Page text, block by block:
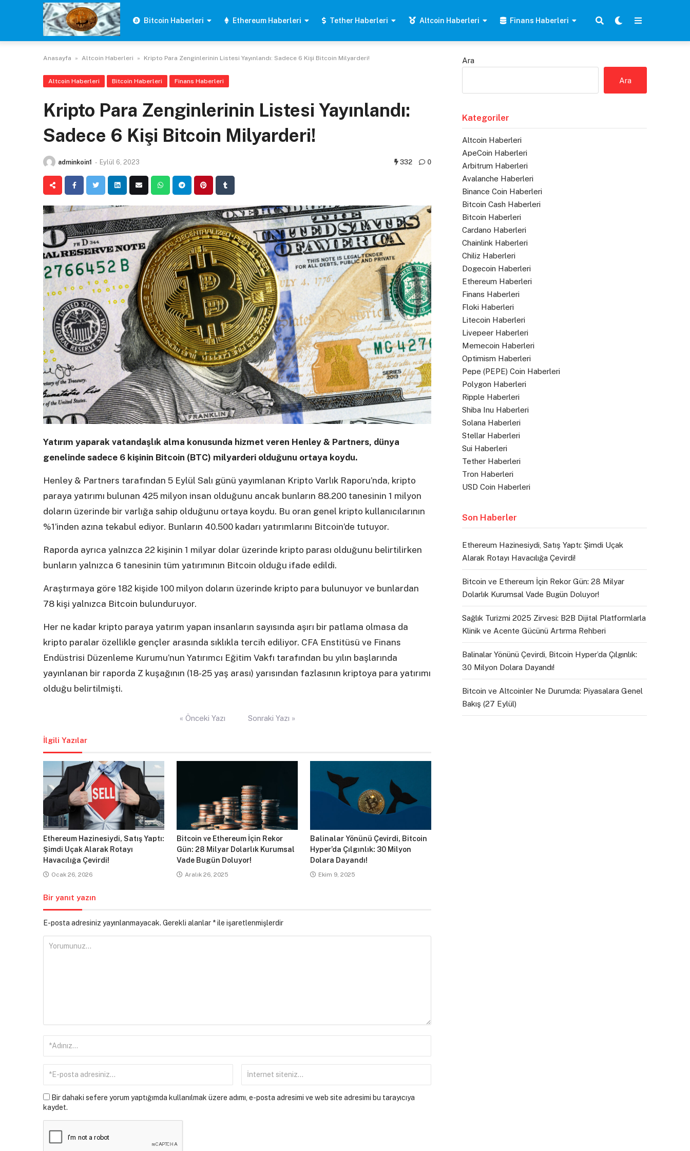
Bitcoin Haberleri Ethereum Haberleri Tether Haberleri Altcoin Haberleri Finans Haberleri
Anasayfa » Altcoin Haberleri » Kripto Para Zenginlerinin Listesi Yayınlandı: Sadece 6 Kişi Bitcoin Milyarderi!
Altcoin Haberleri Bitcoin Haberleri Finans Haberleri
Kripto Para Zenginlerinin Listesi Yayınlandı:
Sadece 6 Kişi Bitcoin Milyarderi!
adminkoin1 - Eylül 6, 2023 332 0
Yatırım yaparak vatandaşlık alma konusunda hizmet veren Henley & Partners, dünya
genelinde sadece 6 kişinin Bitcoin (BTC) milyarderi olduğunu ortaya koydu.
Henley & Partners tarafından 5 Eylül Salı günü yayımlanan Kripto Varlık Raporu’nda, kripto
paraya yatırımı bulunan 425 milyon insan olduğunu ancak bunların 88.200 tanesinin 1 milyon
doların üzerinde bir varlığa sahip olduğunu ortaya koydu. Bu oran genel kripto kullanıcılarının
%1’inden azına tekabul ediyor. Bunların 40.500 kadarı yatırımlarını Bitcoin’de tutuyor.
Raporda ayrıca yalnızca 22 kişinin 1 milyar dolar üzerinde kripto parası olduğunu belirtilirken
bunların yalnızca 6 tanesinin tüm yatırımının Bitcoin olduğu ifade edildi.
Araştırmaya göre 182 kişide 100 milyon doların üzerinde kripto para bulunuyor ve bunlardan
78 kişi yalnızca Bitcoin bulunduruyor.
Her ne kadar kripto paraya yatırım yapan insanların sayısında aşırı bir patlama olmasa da
kripto paralar özellikle gençler arasında sıklıkla tercih ediliyor. CFA Enstitüsü ve Finans
Endüstrisi Düzenleme Kurumu’nun Yatırımcı Eğitim Vakfı tarafından bu yılın başlarında
yayınlanan bir raporda Z kuşağının (18-25 yaş arası) yarısından fazlasının kriptoya para yatırımı
olduğu belirtilmişti.
« Önceki Yazı Sonraki Yazı »
İlgili Yazılar
Ethereum Hazinesiydi, Satış Yaptı:
Şimdi Uçak Alarak Rotayı
Havacılığa Çevirdi!
Ocak 26, 2026
Bitcoin ve Ethereum İçin Rekor
Gün: 28 Milyar Dolarlık Kurumsal
Vade Bugün Doluyor!
Aralık 26, 2025
Balinalar Yönünü Çevirdi, Bitcoin
Hyper’da Çılgınlık: 30 Milyon
Dolara Dayandı!
Ekim 9, 2025
Bir yanıt yazın
E-posta adresiniz yayınlanmayacak. Gerekli alanlar *ile işaretlenmişlerdir
Bir dahaki sefere yorum yaptığımda kullanılmak üzere adımı, e-posta adresimi ve web site adresimi bu tarayıcıya
kaydet.
Ara
Ara
Kategoriler
Altcoin Haberleri
ApeCoin Haberleri
Arbitrum Haberleri
Avalanche Haberleri
Binance Coin Haberleri
Bitcoin Cash Haberleri
Bitcoin Haberleri
Cardano Haberleri
Chainlink Haberleri
Chiliz Haberleri
Dogecoin Haberleri
Ethereum Haberleri
Finans Haberleri
Floki Haberleri
Litecoin Haberleri
Livepeer Haberleri
Memecoin Haberleri
Optimism Haberleri
Pepe (PEPE) Coin Haberleri
Polygon Haberleri
Ripple Haberleri
Shiba Inu Haberleri
Solana Haberleri
Stellar Haberleri
Sui Haberleri
Tether Haberleri
Tron Haberleri
USD Coin Haberleri
Son Haberler
Ethereum Hazinesiydi, Satış Yaptı: Şimdi Uçak
Alarak Rotayı Havacılığa Çevirdi!
Bitcoin ve Ethereum İçin Rekor Gün: 28 Milyar
Dolarlık Kurumsal Vade Bugün Doluyor!
Sağlık Turizmi 2025 Zirvesi: B2B Dijital Platformlarla
Klinik ve Acente Gücünü Artırma Rehberi
Balinalar Yönünü Çevirdi, Bitcoin Hyper’da Çılgınlık:
30 Milyon Dolara Dayandı!
Bitcoin ve Altcoinler Ne Durumda: Piyasalara Genel
Bakış (27 Eylül)